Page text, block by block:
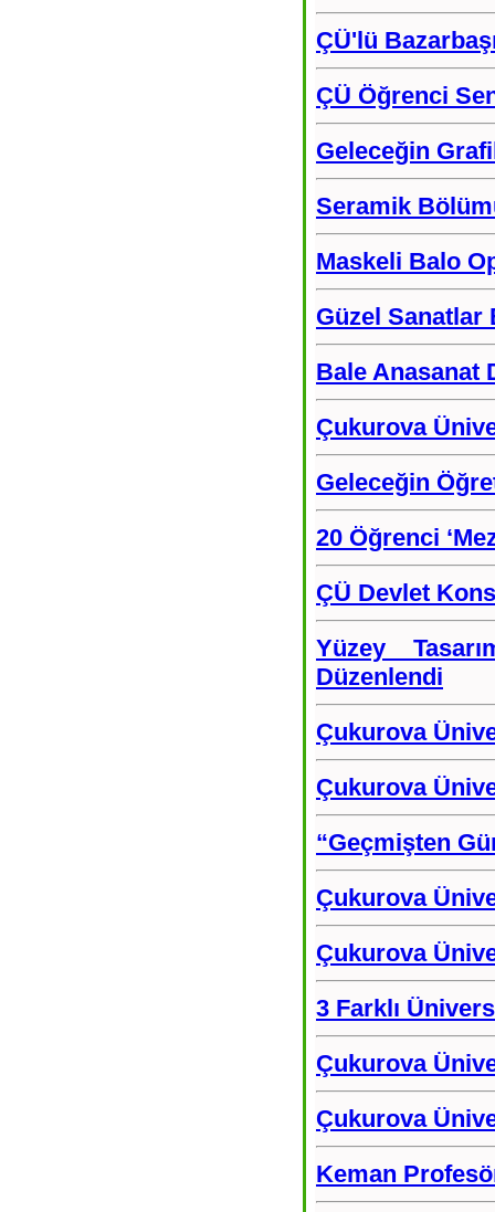
ÇÜ'lü
ÇÜ Öğrenci
Geleceğin
Seramik
Maskeli Balo
Güzel Sanatlar
Bale Anasanat
Çukurova
Geleceğin
20 Öğrenci
ÇÜ Devlet
Yüzey
Düzenlendi
Çukurova
Çukurova
“Geçmişten
Çukurova
Çukurova
3 Farklı
Çukurova
Çukurova
Keman